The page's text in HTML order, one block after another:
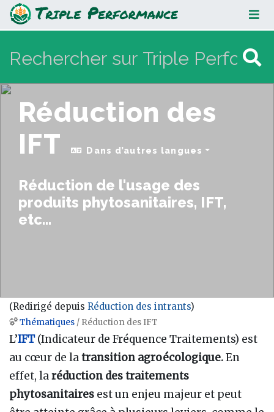
Réduction des IFT
Réduction des
IFT
Dans d’autres langues
Réduction de l'usage des
produits phytosanitaires, IFT,
etc...
(Redirigé depuis Réduction des intrants)
Aller à :navigation,rechercher
Thématiques / Réduction des IFT
L’IFT(Indicateur de Fréquence Traitements) est
au cœur de latransition agroécologique.En
effet, laréduction des traitements
phytosanitaires est un enjeu majeur et peut